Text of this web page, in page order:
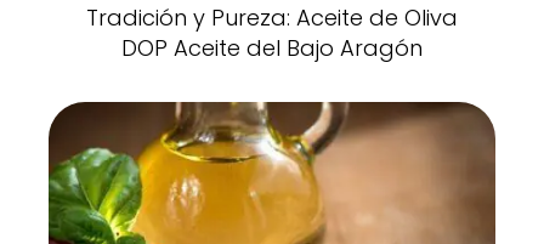
Tradición y Pureza: Aceite de Oliva
DOP Aceite del Bajo Aragón